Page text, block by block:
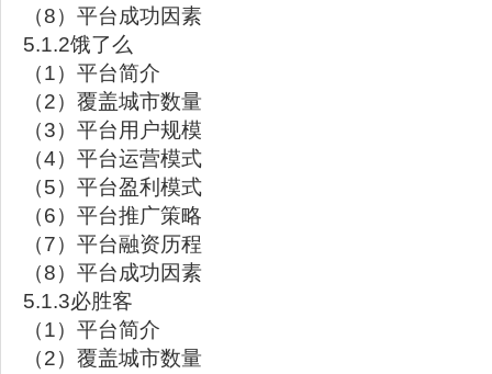
（8）平台成功因素
5.1.2饿了么
（1）平台简介
（2）覆盖城市数量
（3）平台用户规模
（4）平台运营模式
（5）平台盈利模式
（6）平台推广策略
（7）平台融资历程
（8）平台成功因素
5.1.3必胜客
（1）平台简介
（2）覆盖城市数量